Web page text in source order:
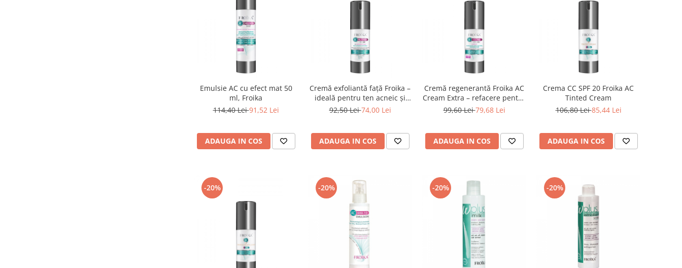
Emulsie AC cu efect mat 50
ml, Froika
114,40 Lei91,52 Lei
ADAUGA IN COS
Cremă exfoliantă față Froika –
ideală pentru ten acneic și
pori dilatați
92,50 Lei74,00 Lei
ADAUGA IN COS
Cremă regenerantă Froika AC
Cream Extra – refacere pentru
pielea cu imperfecțiuni
99,60 Lei79,68 Lei
ADAUGA IN COS
Crema CC SPF 20 Froika AC
Tinted Cream
106,80 Lei85,44 Lei
ADAUGA IN COS
-20% -20% -20% -20%